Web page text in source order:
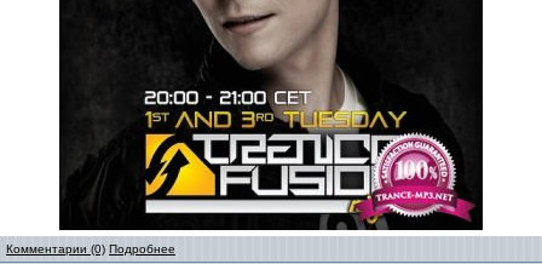
Комментарии (0) Подробнее